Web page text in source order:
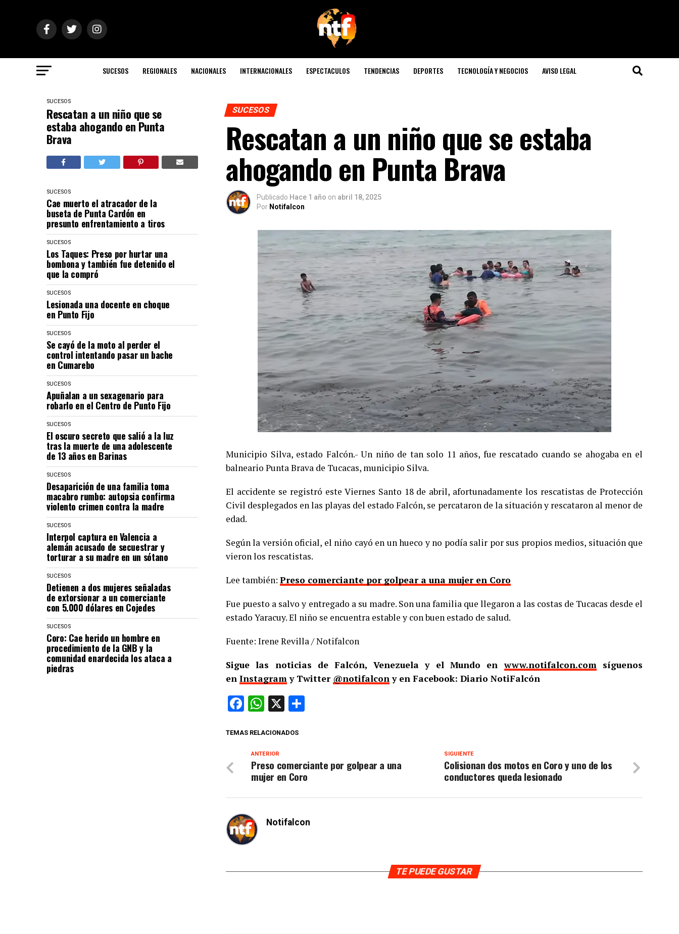
SUCESOS REGIONALES NACIONALES INTERNACIONALES ESPECTACULOS TENDENCIAS DEPORTES TECNOLOGÍA Y NEGOCIOS AVISO LEGAL
SUCESOS
Rescatan a un niño que se
estaba ahogando en Punta
Brava
SUCESOS
Cae muerto el atracador de la
buseta de Punta Cardón en
presunto enfrentamiento a tiros
SUCESOS
Los Taques: Preso por hurtar una
bombona y también fue detenido el
que la compró
SUCESOS
Lesionada una docente en choque
en Punto Fijo
SUCESOS
Se cayó de la moto al perder el
control intentando pasar un bache
en Cumarebo
SUCESOS
Apuñalan a un sexagenario para
robarlo en el Centro de Punto Fijo
SUCESOS
El oscuro secreto que salió a la luz
tras la muerte de una adolescente
de 13 años en Barinas
SUCESOS
Desaparición de una familia toma
macabro rumbo: autopsia confirma
violento crimen contra la madre
SUCESOS
Interpol captura en Valencia a
alemán acusado de secuestrar y
torturar a su madre en un sótano
SUCESOS
Detienen a dos mujeres señaladas
de extorsionar a un comerciante
con 5.000 dólares en Cojedes
SUCESOS
Coro: Cae herido un hombre en
procedimiento de la GNB y la
comunidad enardecida los ataca a
piedras
SUCESOS
Rescatan a un niño que se estaba
ahogando en Punta Brava
Publicado Hace 1 año on abril 18, 2025
Por Notifalcon
Municipio Silva, estado Falcón.- Un niño de tan solo 11 años, fue rescatado cuando se ahogaba en el
balneario Punta Brava de Tucacas, municipio Silva.
El accidente se registró este Viernes Santo 18 de abril, afortunadamente los rescatistas de Protección
Civil desplegados en las playas del estado Falcón, se percataron de la situación y rescataron al menor de
edad.
Según la versión oficial, el niño cayó en un hueco y no podía salir por sus propios medios, situación que
vieron los rescatistas.
Lee también: Preso comerciante por golpear a una mujer en Coro
Fue puesto a salvo y entregado a su madre. Son una familia que llegaron a las costas de Tucacas desde el
estado Yaracuy. El niño se encuentra estable y con buen estado de salud.
Fuente: Irene Revilla / Notifalcon
Sigue las noticias de Falcón, Venezuela y el Mundo enwww.notifalcon.comsíguenos
en Instagramy Twitter @notifalcony en Facebook: Diario NotiFalcón
Facebook
WhatsApp
X
TEMAS RELACIONADOS
SIGUIENTE
Colisionan dos motos en Coro y uno de los
conductores queda lesionado
ANTERIOR
Preso comerciante por golpear a una
mujer en Coro
Notifalcon
TE PUEDE GUSTAR